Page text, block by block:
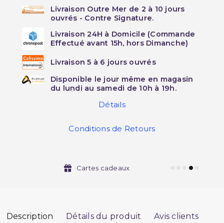
Livraison Outre Mer de 2 à 10 jours
ouvrés - Contre Signature.
Livraison 24H à Domicile (Commande
Effectué avant 15h, hors Dimanche)
Livraison 5 à 6 jours ouvrés
Disponible le jour même en magasin
du lundi au samedi de 10h à 19h.
Détails
Conditions de Retours
Cartes cadeaux
Description Détails du produit Avis clients